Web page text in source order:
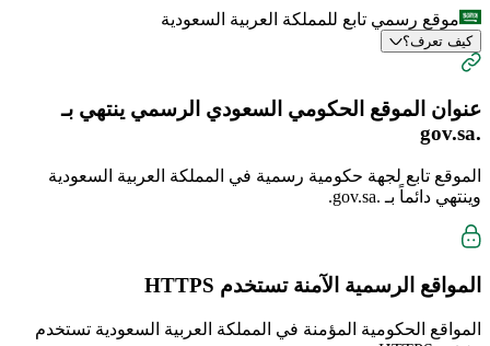
موقع رسمي تابع للمملكة العربية السعودية
كيف تعرف؟
عنوان الموقع الحكومي السعودي الرسمي ينتهي بـ
.gov.sa
الموقع تابع لجهة حكومية رسمية في المملكة العربية السعودية
وينتهي دائماً بـ .gov.sa
.
المواقع الرسمية الآمنة تستخدم HTTPS
المواقع الحكومية المؤمنة في المملكة العربية السعودية تستخدم